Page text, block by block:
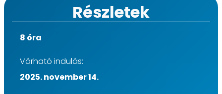
Részletek
8 óra
Várható indulás:
2025. november 14.